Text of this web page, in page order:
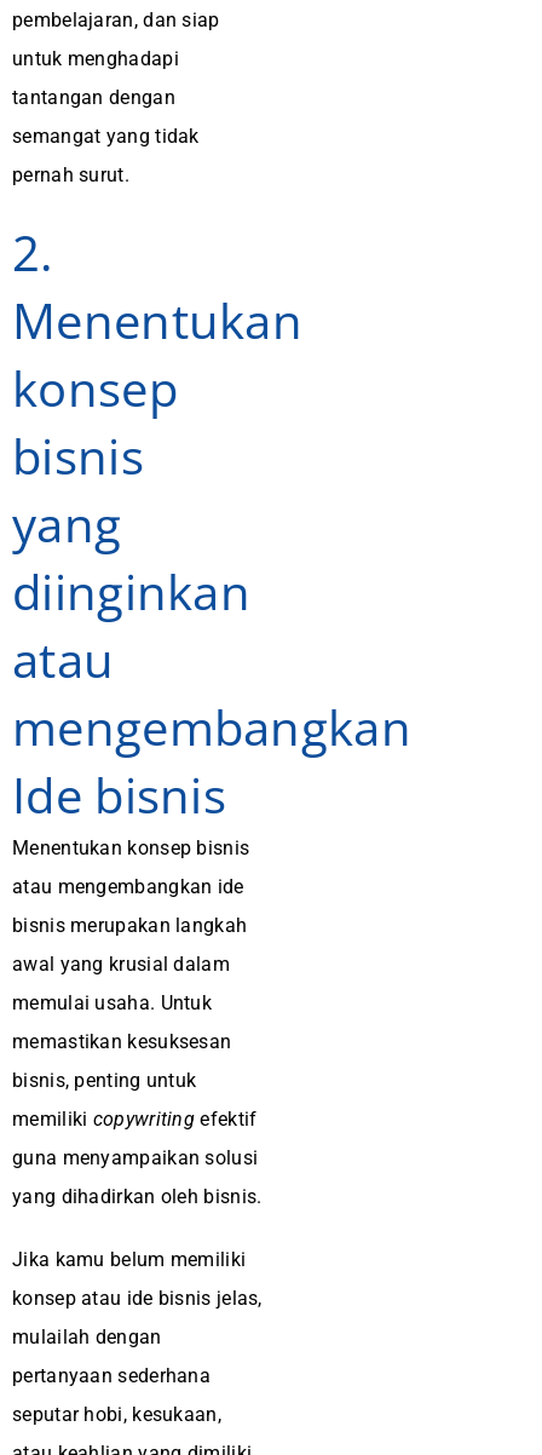
pembelajaran, dan siap
untuk menghadapi
tantangan dengan
semangat yang tidak
pernah surut.
2.
Menentukan
konsep
bisnis
yang
diinginkan
atau
mengembangkan
Ide bisnis
Menentukan konsep bisnis
atau mengembangkan ide
bisnis merupakan langkah
awal yang krusial dalam
memulai usaha. Untuk
memastikan kesuksesan
bisnis, penting untuk
memiliki copywriting efektif
guna menyampaikan solusi
yang dihadirkan oleh bisnis.
Jika kamu belum memiliki
konsep atau ide bisnis jelas,
mulailah dengan
pertanyaan sederhana
seputar hobi, kesukaan,